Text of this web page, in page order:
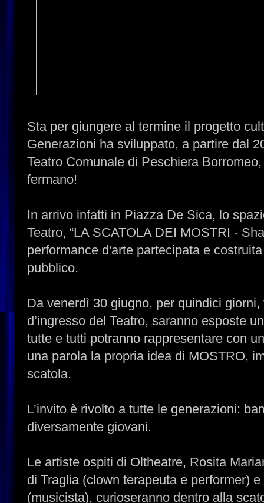
Sta per giungere al termine il progetto
Generazioni ha sviluppato, a partire dal
Teatro Comunale di Peschiera
fermano!
In arrivo infatti in Piazza De Sica, lo
Teatro, “LA SCATOLA DEI MOSTRI -
performance d'arte partecipata e
pubblico.
Da venerdì 30 giugno, per quindici
d’ingresso del Teatro, saranno esposte
tutte e tutti potranno rappresentare con
una parola la propria idea di MOSTRO,
scatola.
L’invito è rivolto a tutte le generazioni:
diversamente giovani.
Le artiste ospiti di Oltheatre, Rosita
di Traglia (clown terapeuta e performer)
(musicista), curioseranno dentro alla